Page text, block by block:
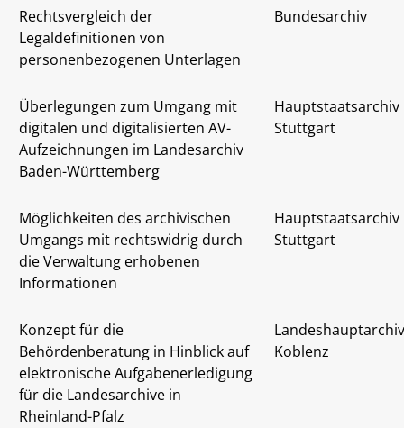
Rechtsvergleich der
Legaldefinitionen von
personenbezogenen Unterlagen
Bundesarchiv
Überlegungen zum Umgang mit
digitalen und digitalisierten AV-
Aufzeichnungen im Landesarchiv
Baden-Württemberg
Hauptstaatsarchiv
Stuttgart
Möglichkeiten des archivischen
Umgangs mit rechtswidrig durch
die Verwaltung erhobenen
Informationen
Hauptstaatsarchiv
Stuttgart
Konzept für die
Behördenberatung in Hinblick auf
elektronische Aufgabenerledigung
für die Landesarchive in
Rheinland-Pfalz
Landeshauptarchiv
Koblenz